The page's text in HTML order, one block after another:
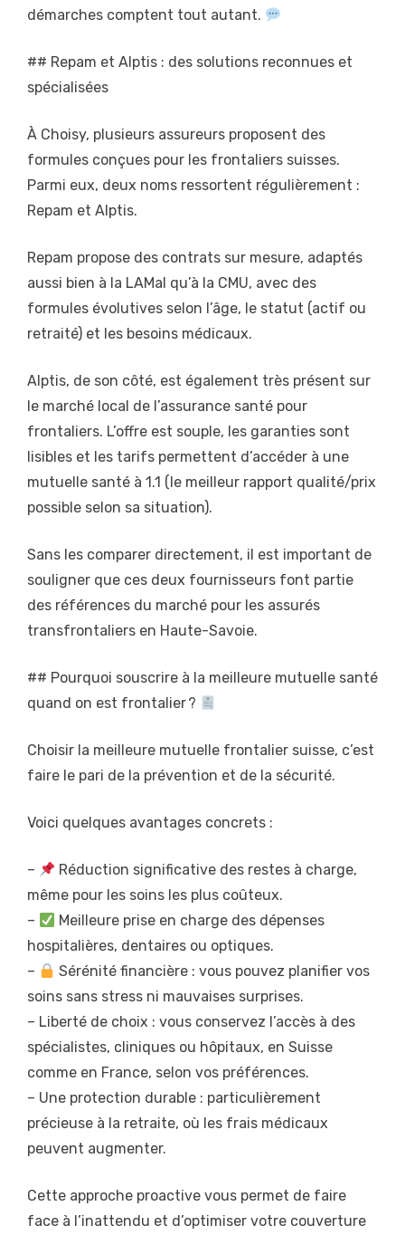
démarches comptent tout autant.
## Repam et Alptis : des solutions reconnues et
spécialisées
À Choisy, plusieurs assureurs proposent des
formules conçues pour les frontaliers suisses.
Parmi eux, deux noms ressortent régulièrement :
Repam et Alptis.
Repam propose des contrats sur mesure, adaptés
aussi bien à la LAMal qu’à la CMU, avec des
formules évolutives selon l’âge, le statut (actif ou
retraité) et les besoins médicaux.
Alptis, de son côté, est également très présent sur
le marché local de l’assurance santé pour
frontaliers. L’offre est souple, les garanties sont
lisibles et les tarifs permettent d’accéder à une
mutuelle santé à 1.1 (le meilleur rapport qualité/prix
possible selon sa situation).
Sans les comparer directement, il est important de
souligner que ces deux fournisseurs font partie
des références du marché pour les assurés
transfrontaliers en Haute-Savoie.
## Pourquoi souscrire à la meilleure mutuelle santé
quand on est frontalier ?
Choisir la meilleure mutuelle frontalier suisse, c’est
faire le pari de la prévention et de la sécurité.
Voici quelques avantages concrets :
–
Réduction significative des restes à charge,
même pour les soins les plus coûteux.
–
Meilleure prise en charge des dépenses
hospitalières, dentaires ou optiques.
–
Sérénité financière : vous pouvez planifier vos
soins sans stress ni mauvaises surprises.
– Liberté de choix : vous conservez l’accès à des
spécialistes, cliniques ou hôpitaux, en Suisse
comme en France, selon vos préférences.
– Une protection durable : particulièrement
précieuse à la retraite, où les frais médicaux
peuvent augmenter.
Cette approche proactive vous permet de faire
face à l’inattendu et d’optimiser votre couverture